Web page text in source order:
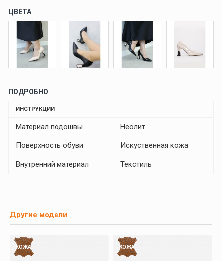
ЦВЕТА
ПОДРОБНО
ИНСТРУКЦИИ
Материал подошвы Неолит
Поверхность обуви Искуственная кожа
Внутренний материал Текстиль
Другие модели
КОЖА КОЖА